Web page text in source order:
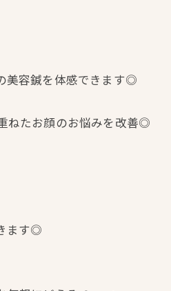
美容鍼を体感できます◎
ねたお顔のお悩みを改善◎
ます◎